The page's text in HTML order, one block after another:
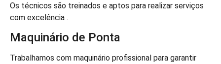
Os técnicos são treinados e aptos para realizar serviços
com excelência .
Maquinário de Ponta
Trabalhamos com maquinário profissional para garantir